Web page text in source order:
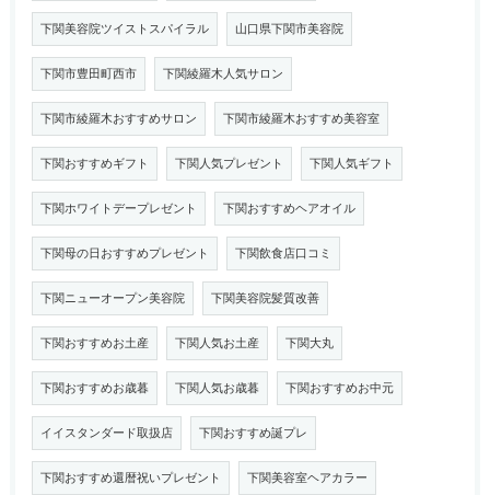
下関美容院ツイストスパイラル 山口県下関市美容院
下関市豊田町西市 下関綾羅木人気サロン
下関市綾羅木おすすめサロン 下関市綾羅木おすすめ美容室
下関おすすめギフト 下関人気プレゼント 下関人気ギフト
下関ホワイトデープレゼント 下関おすすめヘアオイル
下関母の日おすすめプレゼント 下関飲食店口コミ
下関ニューオープン美容院 下関美容院髪質改善
下関おすすめお土産 下関人気お土産 下関大丸
下関おすすめお歳暮 下関人気お歳暮 下関おすすめお中元
イイスタンダード取扱店 下関おすすめ誕プレ
下関おすすめ還暦祝いプレゼント 下関美容室ヘアカラー